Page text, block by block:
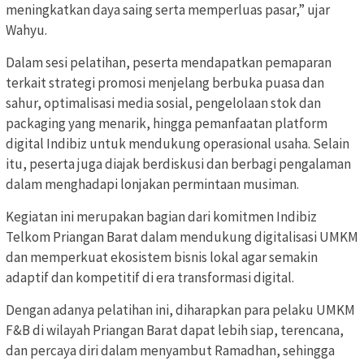
meningkatkan daya saing serta memperluas pasar,” ujar
Wahyu.
Dalam sesi pelatihan, peserta mendapatkan pemaparan
terkait strategi promosi menjelang berbuka puasa dan
sahur, optimalisasi media sosial, pengelolaan stok dan
packaging yang menarik, hingga pemanfaatan platform
digital Indibiz untuk mendukung operasional usaha. Selain
itu, peserta juga diajak berdiskusi dan berbagi pengalaman
dalam menghadapi lonjakan permintaan musiman.
Kegiatan ini merupakan bagian dari komitmen Indibiz
Telkom Priangan Barat dalam mendukung digitalisasi UMKM
dan memperkuat ekosistem bisnis lokal agar semakin
adaptif dan kompetitif di era transformasi digital.
Dengan adanya pelatihan ini, diharapkan para pelaku UMKM
F&B di wilayah Priangan Barat dapat lebih siap, terencana,
dan percaya diri dalam menyambut Ramadhan, sehingga